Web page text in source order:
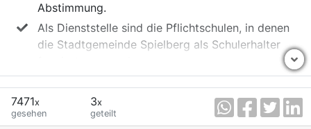
Abstimmung.
Als Dienststelle sind die Pflichtschulen, in denen
die Stadtgemeinde Spielberg als Schulerhalter
Anforderungen:
Abschluss einer berufsbildenden mittleren oder
7471x
gesehen
3x
geteilt